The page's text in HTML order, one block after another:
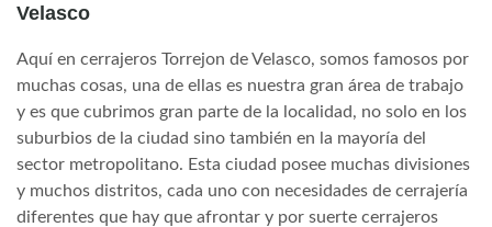
Velasco
Aquí en cerrajeros Torrejon de Velasco, somos famosos por
muchas cosas, una de ellas es nuestra gran área de trabajo
y es que cubrimos gran parte de la localidad, no solo en los
suburbios de la ciudad sino también en la mayoría del
sector metropolitano. Esta ciudad posee muchas divisiones
y muchos distritos, cada uno con necesidades de cerrajería
diferentes que hay que afrontar y por suerte cerrajeros